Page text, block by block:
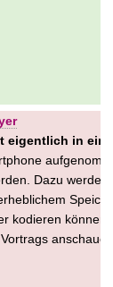
eigentlich in
Dazu
kodieren